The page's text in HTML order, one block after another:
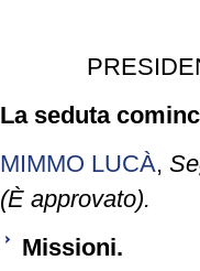
La seduta
MIMMO LUCÀ,
(È approvato).
Missioni.